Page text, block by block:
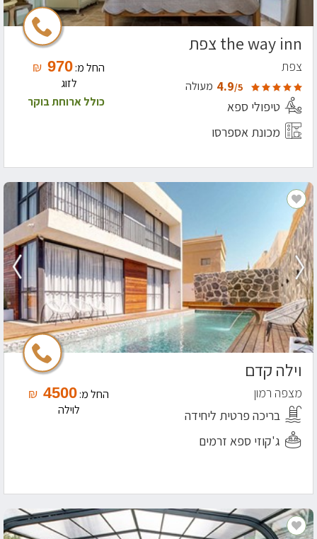
the way inn צפת
צפת
4.9/5 מעולה
טיפולי ספא
מכונת אספרסו
החל מ:970
₪
לזוג
כולל ארוחת בוקר
וילה קדם
מצפה רמון
בריכה פרטית ליחידה
ג'קוזי ספא זרמים
החל מ:4500
₪
לוילה